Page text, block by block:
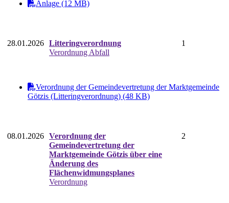
Anlage (12 MB)
28.01.2026 Litteringverordnung
Verordnung Abfall
1
Verordnung der Gemeindevertretung der Marktgemeinde
Götzis (Litteringverordnung) (48 KB)
08.01.2026 Verordnung der
Gemeindevertretung der
Marktgemeinde Götzis über eine
Änderung des
Flächenwidmungsplanes
Verordnung
2